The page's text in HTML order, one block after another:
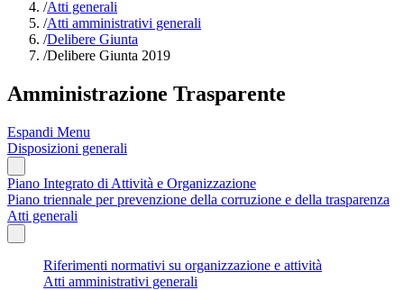
/Atti generali
/Atti amministrativi generali
/Delibere Giunta
/Delibere Giunta 2019
Amministrazione Trasparente
Espandi Menu
Disposizioni generali
Piano Integrato di Attività e Organizzazione
Piano triennale per prevenzione della corruzione e della trasparenza
Atti generali
Riferimenti normativi su organizzazione e attività
Atti amministrativi generali